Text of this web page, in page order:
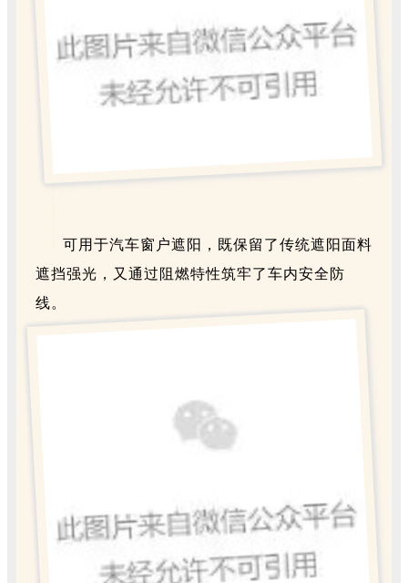
可用于汽车窗户遮阳，既保留了传统遮阳面料
遮挡强光，又通过阻燃特性筑牢了车内安全防
线。